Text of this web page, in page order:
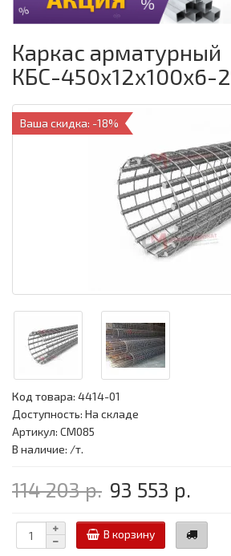
Каркас арматурный
КБС-450х12х100х6-2
Ваша скидка: -18%
Код товара: 4414-01
Доступность: На складе
Артикул: CM085
В наличие: /т.
114 203 р. 93 553 р.
В корзину